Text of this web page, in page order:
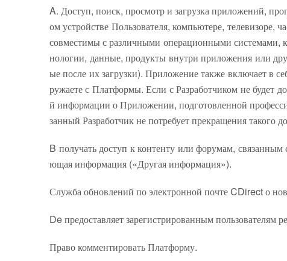
A. Доступ, поиск, просмотр и загрузка приложений,
ом устройстве Пользователя, компьютере, телевизоре,
совместимы с различными операционными системами,
нологии, данные, продукты внутри приложения или
ые после их загрузки). Приложение также включает в
ружаете с Платформы. Если с Разработчиком не будет
й информации о Приложении, подготовленной
занный Разработчик не потребует прекращения такого
B получать доступ к контенту или форумам,
ющая информация («Другая информация»).
Служба обновлений по электронной почте CDirect о
De предоставляет зарегистрированным
Право комментировать Платформу.